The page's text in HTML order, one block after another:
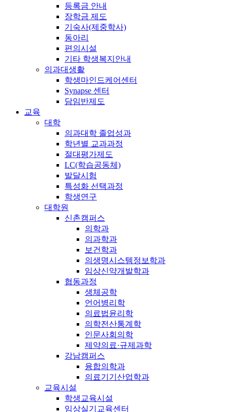
등록금 안내
장학금 제도
기숙사(제중학사)
동아리
편의시설
기타 학생복지안내
의과대생활
학생마인드케어센터
Synapse 센터
담임반제도
교육
대학
의과대학 졸업성과
학년별 교과과정
절대평가제도
LC(학습공동체)
발달시험
특성화 선택과정
학생연구
대학원
신촌캠퍼스
의학과
의과학과
보건학과
의생명시스템정보학과
임상신약개발학과
협동과정
생체공학
언어병리학
의료법윤리학
의학전산통계학
인문사회의학
제약의료·규제과학
강남캠퍼스
융합의학과
의료기기산업학과
교육시설
학생교육시설
임상실기교육센터